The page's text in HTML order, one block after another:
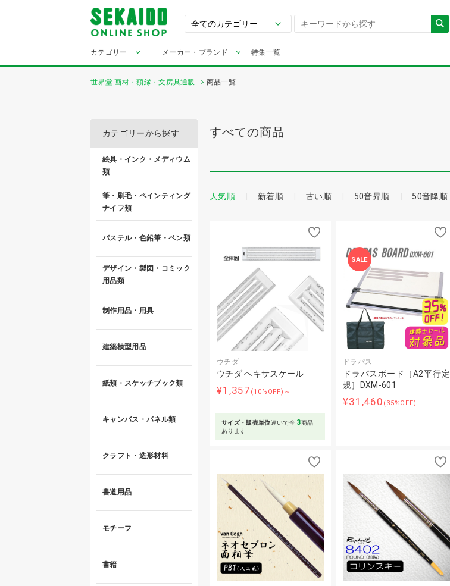
カテゴリー メーカー・ブランド 特集一覧
世界堂 画材・額縁・文房具通販 商品一覧
すべての商品
人気順 新着順 古い順 50音昇順 50音降順
ウチダ
ウチダ ヘキサスケール
¥1,357 (10%OFF)～
サイズ・販売単位違いで全 3商品
あります
SALE
ドラパス
ドラパスボード［A2平行定
規］DXM-601
¥31,460 (35%OFF)
カテゴリーから探す
絵具・インク・メディウム
類
筆・刷毛・ペインティング
ナイフ類
パステル・色鉛筆・ペン類
デザイン・製図・コミック
用品類
制作用品・用具
建築模型用品
紙類・スケッチブック類
キャンバス・パネル類
クラフト・造形材料
書道用品
モチーフ
書籍